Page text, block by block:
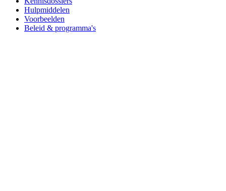
Hulpmiddelen
Voorbeelden
Beleid & programma's